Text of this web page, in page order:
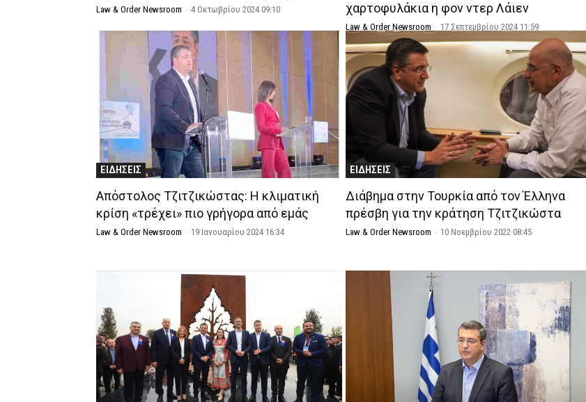
Law & Order Newsroom - 4 Οκτωβρίου 2024 09:10
χαρτοφυλάκια η φον ντερ Λάιεν
Law & Order Newsroom - 17 Σεπτεμβρίου 2024 11:59
ΕΙΔΗΣΕΙΣ
Απόστολος Τζιτζικώστας: Η κλιματική
κρίση «τρέχει» πιο γρήγορα από εμάς
Law & Order Newsroom - 19 Ιανουαρίου 2024 16:34
ΕΙΔΗΣΕΙΣ
Διάβημα στην Τουρκία από τον Έλληνα
πρέσβη για την κράτηση Τζιτζικώστα
Law & Order Newsroom - 10 Νοεμβρίου 2022 08:45